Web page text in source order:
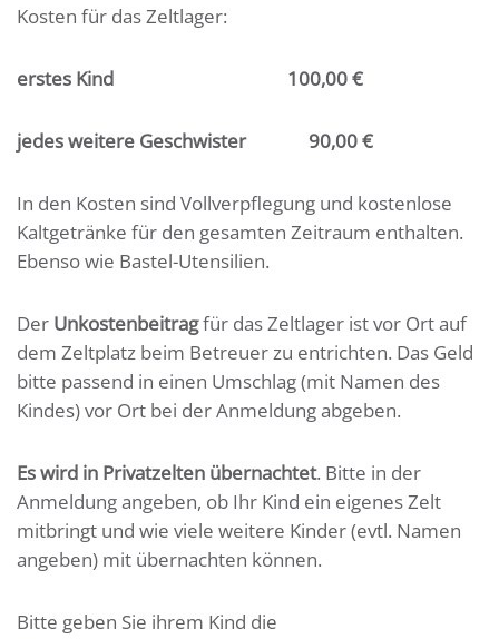
Kosten für das Zeltlager:
erstes Kind 100,00 €
jedes weitere Geschwister 90,00 €
In den Kosten sind Vollverpflegung und kostenlose
Kaltgetränke für den gesamten Zeitraum enthalten.
Ebenso wie Bastel-Utensilien.
Der Unkostenbeitragfür das Zeltlager ist vor Ort auf
dem Zeltplatz beim Betreuer zu entrichten. Das Geld
bitte passend in einen Umschlag (mit Namen des
Kindes) vor Ort bei der Anmeldung abgeben.
Es wird in Privatzelten übernachtet. Bitte in der
Anmeldung angeben, ob Ihr Kind ein eigenes Zelt
mitbringt und wie viele weitere Kinder (evtl. Namen
angeben) mit übernachten können.
Bitte geben Sie ihrem Kind die